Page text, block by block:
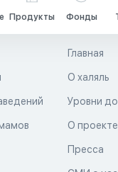
Продукты Фонды
Главная
О халяль
Уровни
О проекте
Пресса